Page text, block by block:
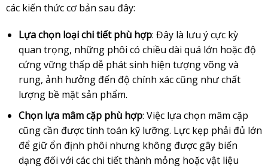
các kiến thức cơ bản sau đây:
Lựa chọn loại chi tiết phù hợp: Đây là lưu ý cực kỳ
quan trọng, những phôi có chiều dài quá lớn hoặc độ
cứng vững thấp dễ phát sinh hiện tượng võng và
rung, ảnh hưởng đến độ chính xác cũng như chất
lượng bề mặt sản phẩm.
Chọn lựa mâm cặp phù hợp: Việc lựa chọn mâm cặp
cũng cần được tính toán kỹ lưỡng. Lực kẹp phải đủ lớn
để giữ ổn định phôi nhưng không được gây biến
dạng đối với các chi tiết thành mỏng hoặc vật liệu